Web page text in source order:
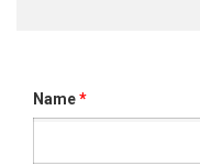
Name*